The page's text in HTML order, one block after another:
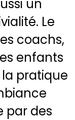
un
Le
coachs,
enfants
pratique
par des